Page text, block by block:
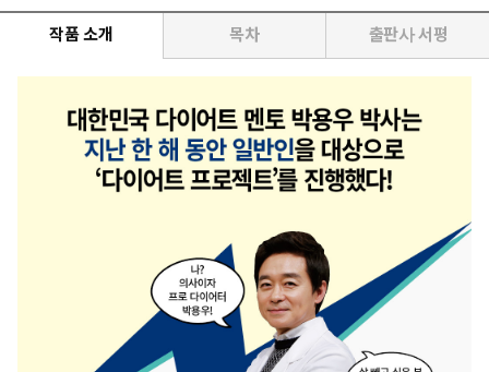
작품 소개 목차 출판사 서평